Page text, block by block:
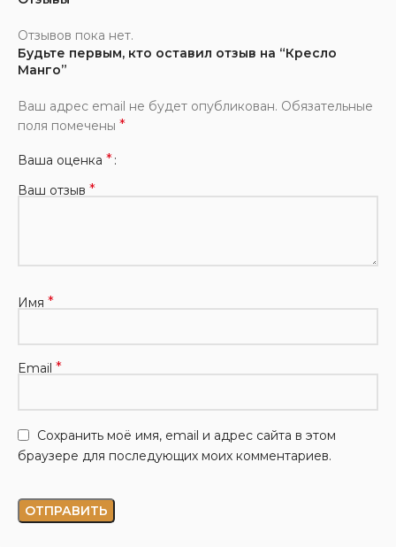
Отзывов пока нет.
Будьте первым, кто оставил отзыв на “Кресло
Манго”
Ваш адрес email не будет опубликован. Обязательные
поля помечены *
Ваша оценка *
Ваш отзыв *
Имя *
Email *
Сохранить моё имя, email и адрес сайта в этом
браузере для последующих моих комментариев.